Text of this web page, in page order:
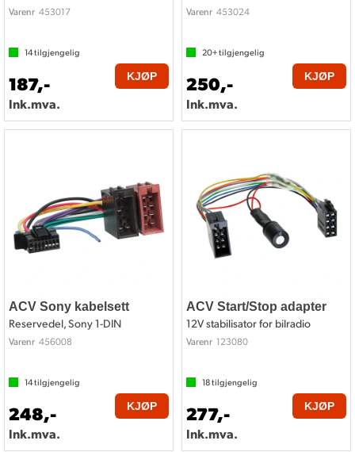
Varenr 453017
14tilgjengelig
187,-
Ink.mva.
KJØP
Varenr 453024
20+tilgjengelig
250,-
Ink.mva.
KJØP
ACV Sony kabelsett
Reservedel, Sony 1-DIN
Varenr 456008
14tilgjengelig
248,-
Ink.mva.
KJØP
ACV Start/Stop adapter
12V stabilisator for bilradio
Varenr 123080
18tilgjengelig
277,-
Ink.mva.
KJØP